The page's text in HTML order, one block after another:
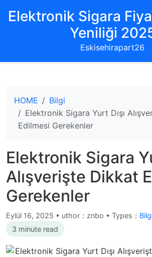
Elektronik Sigara
Yeniliği
Eskisehirapart26
HOME
Bilgi
Elektronik Sigara Yurt Dışı
Edilmesi Gerekenler
Elektronik Sigara
Alışverişte Dikkat
Gerekenler
Eylül 16, 2025 • uthor：znbo • Types：
3 minute read